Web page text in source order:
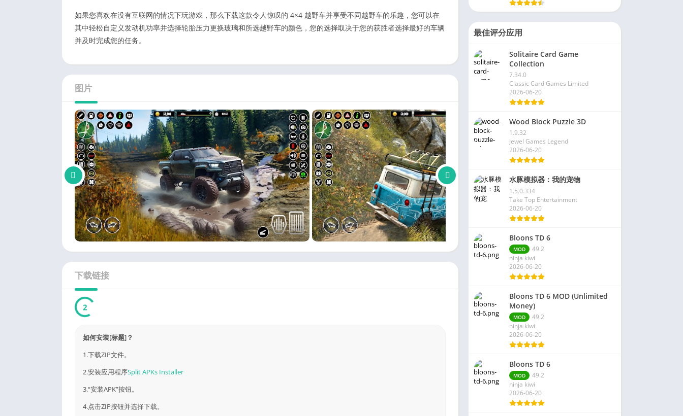
如果您喜欢在没有互联网的情况下玩游戏，那么下载这款令人惊叹的 4×4 越野车并享受不同越野车的乐趣，您可以在
其中轻松自定义发动机功率并选择轮胎压力更换玻璃和所选越野车的颜色，您的选择取决于您的获胜者选择最好的车辆
并及时完成您的任务。
图片
下载链接
1
如何安装[标题]？
1.下载ZIP文件。
2.安装应用程序Split APKs Installer
3.“安装APK”按钮。
4.点击ZIP按钮并选择下载。
最佳评分应用
Solitaire Card Game
Collection
7.34.0
Classic Card Games Limited
2026-06-20
Wood Block Puzzle 3D
1.9.32
Jewel Games Legend
2026-06-20
水豚模拟器：我的宠物
1.5.0.334
Take Top Entertainment
2026-06-20
Bloons TD 6
MOD
49.2
ninja kiwi
2026-06-20
Bloons TD 6 MOD (Unlimited
Money)
MOD
49.2
ninja kiwi
2026-06-20
Bloons TD 6
MOD
49.2
ninja kiwi
2026-06-20